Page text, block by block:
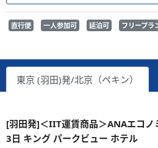
直行便 一人参加可 延泊可 フリープラ
東京 (羽田)発/北京（ペキン）
[羽田発]＜IIT運賃商品＞ANAエコノ
3日 キング パークビュー ホテル